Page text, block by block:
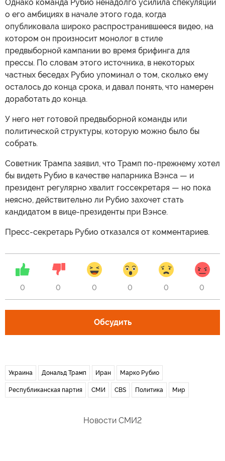
Однако команда Рубио ненадолго усилила спекуляции
о его амбициях в начале этого года, когда
опубликовала широко распространившееся видео, на
котором он произносит монолог в стиле
предвыборной кампании во время брифинга для
прессы. По словам этого источника, в некоторых
частных беседах Рубио упоминал о том, сколько ему
осталось до конца срока, и давал понять, что намерен
доработать до конца.
У него нет готовой предвыборной команды или
политической структуры, которую можно было бы
собрать.
Советник Трампа заявил, что Трамп по-прежнему хотел
бы видеть Рубио в качестве напарника Вэнса — и
президент регулярно хвалит госсекретаря — но пока
неясно, действительно ли Рубио захочет стать
кандидатом в вице-президенты при Вэнсе.
Пресс-секретарь Рубио отказался от комментариев.
0 0 0 0 0 0
Обсудить
Украина Дональд Трамп Иран Марко Рубио
Республиканская партия СМИ CBS Политика Мир
Новости СМИ2